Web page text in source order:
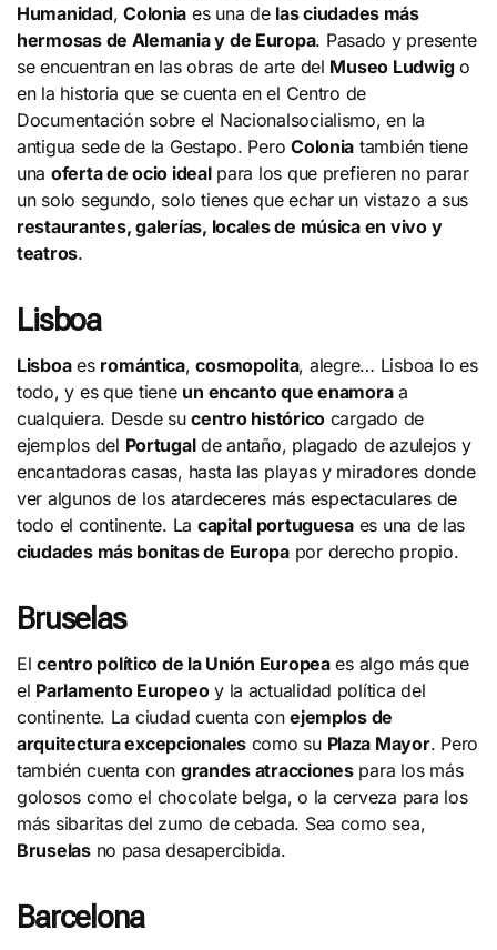
Humanidad,Colonia es una de las ciudades más
hermosas de Alemania y de Europa. Pasado y presente
se encuentran en las obras de arte del Museo Ludwigo
en la historia que se cuenta en el Centro de
Documentación sobre el Nacionalsocialismo, en la
antigua sede de la Gestapo. PeroColonia también tiene
una oferta de ocio idealpara los que prefieren no parar
un solo segundo, solo tienes que echar un vistazo a sus
restaurantes, galerías, locales de música en vivo y
teatros.
Lisboa
Lisboaes romántica,cosmopolita, alegre… Lisboa lo es
todo, y es que tiene un encanto que enamoraa
cualquiera. Desde sucentro histórico cargado de
ejemplos del Portugalde antaño, plagado de azulejos y
encantadoras casas, hasta las playas y miradores donde
ver algunos de los atardeceres más espectaculares de
todo el continente. La capital portuguesaes una de las
ciudades más bonitas de Europapor derecho propio.
Bruselas
Elcentro político de la Unión Europeaes algo más que
el Parlamento Europeoy la actualidad política del
continente. La ciudad cuenta conejemplos de
arquitectura excepcionalescomo su Plaza Mayor. Pero
también cuenta con grandes atraccionespara los más
golosos como el chocolate belga, o la cerveza para los
más sibaritas del zumo de cebada. Sea como sea,
Bruselasno pasa desapercibida.
Barcelona